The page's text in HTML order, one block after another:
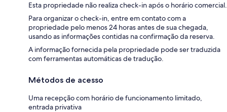
Esta propriedade não realiza check-in após o horário comercial.
Para organizar o check-in, entre em contato com a
propriedade pelo menos 24 horas antes de sua chegada,
usando as informações contidas na confirmação da reserva.
A informação fornecida pela propriedade pode ser traduzida
com ferramentas automáticas de tradução.
Métodos de acesso
Uma recepção com horário de funcionamento limitado,
entrada privativa